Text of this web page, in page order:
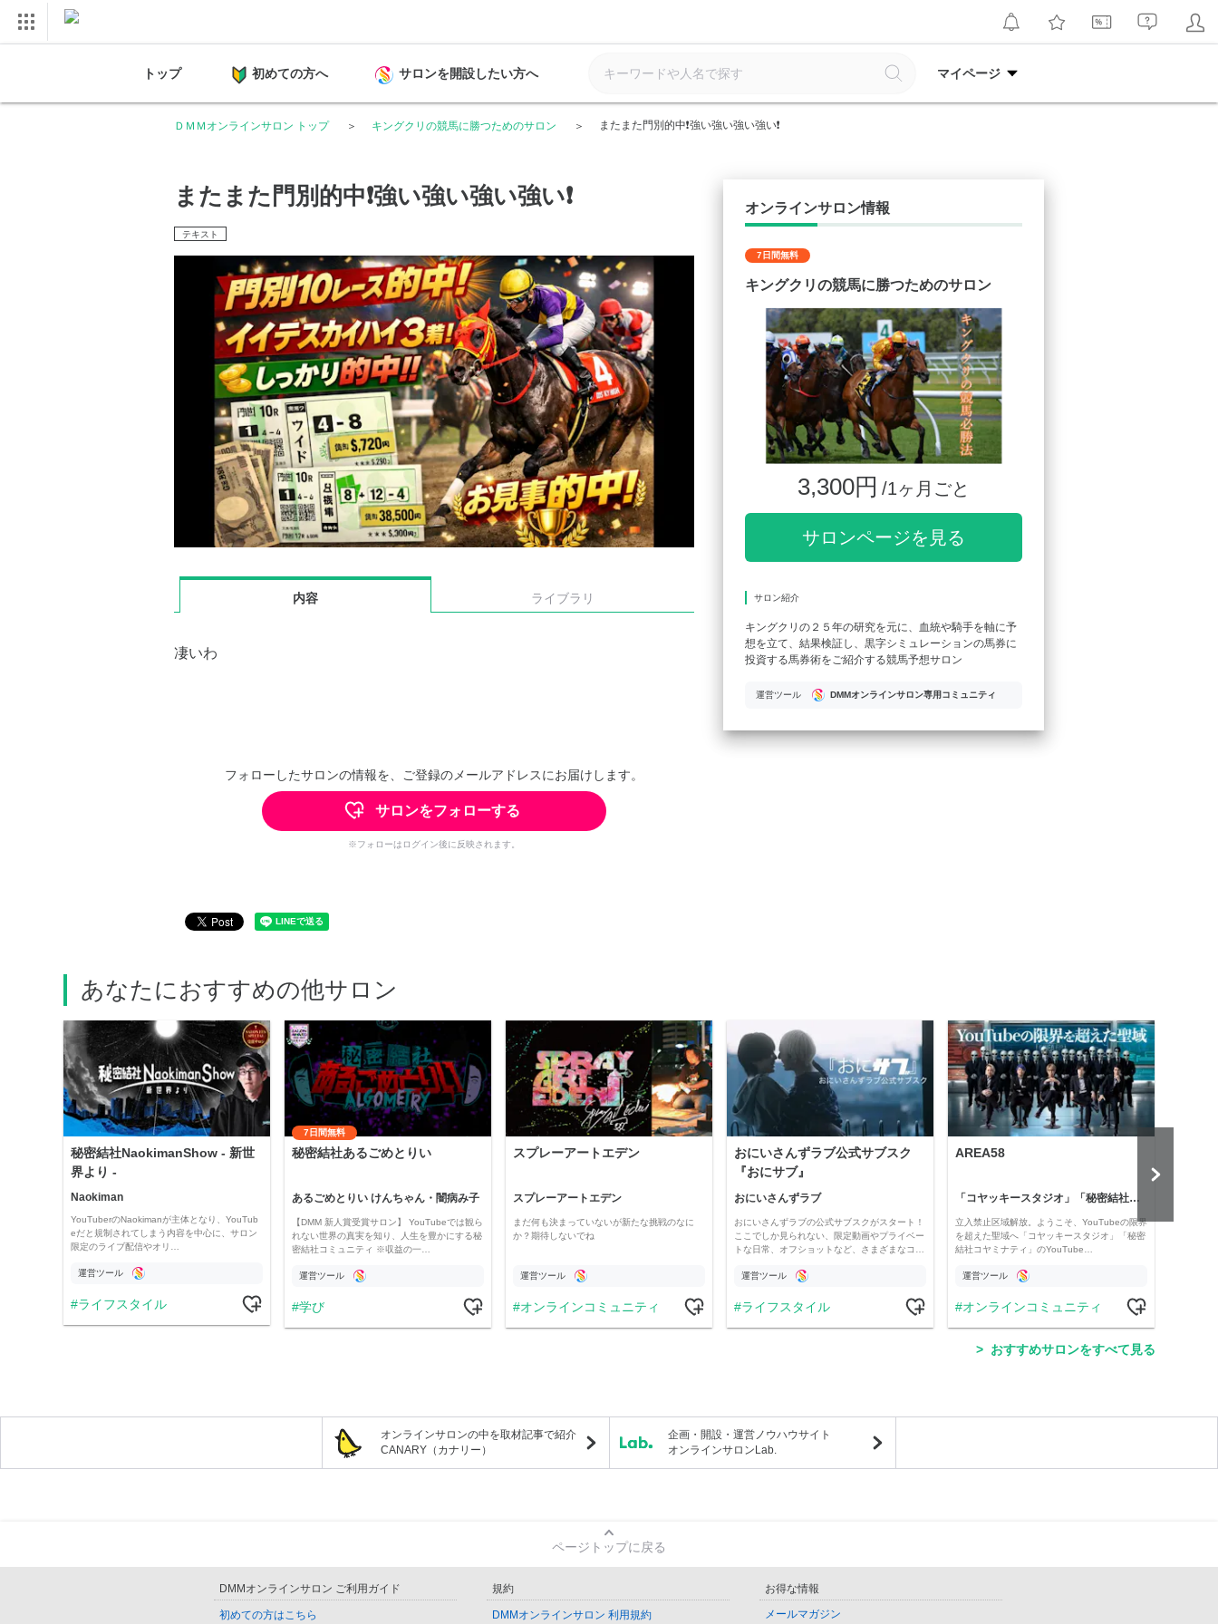
トップ 初めての方へ サロンを開設したい方へ マイページ
ＤＭＭオンラインサロン トップ キングクリの競馬に勝つためのサロン またまた門別的中❗️強い強い強い強い❗️
またまた門別的中❗️強い強い強い強い❗️
テキスト
内容 ライブラリ
凄いわ
フォローしたサロンの情報を、ご登録のメールアドレスにお届けします。
サロンをフォローする
※フォローはログイン後に反映されます。
オンラインサロン情報
7日間無料
キングクリの競馬に勝つためのサロン
3,300円 /1ヶ月ごと
サロンページを見る
サロン紹介
キングクリの２５年の研究を元に、血統や騎手を軸に予
想を立て、結果検証し、黒字シミュレーションの馬券に
投資する馬券術をご紹介する競馬予想サロン
運営ツール DMMオンラインサロン専用コミュニティ
あなたにおすすめの他サロン
秘密結社NaokimanShow - 新世
界より -
Naokiman
YouTuberのNaokimanが主体となり、YouTub
eだと規制されてしまう内容を中心に、サロン
限定のライブ配信やオリ…
運営ツール
ライフスタイル
7日間無料
秘密結社あるごめとりい
あるごめとりい けんちゃん・闇病み子
【DMM 新人賞受賞サロン】 YouTubeでは観ら
れない世界の真実を知り、人生を豊かにする秘
密結社コミュニティ ※収益の一…
運営ツール
学び
スプレーアートエデン
スプレーアートエデン
まだ何も決まっていないが新たな挑戦のなに
か？期待しないでね
運営ツール
オンラインコミュニティ
おにいさんずラブ公式サブスク
『おにサブ』
おにいさんずラブ
おにいさんずラブの公式サブスクがスタート！
ここでしか見られない、限定動画やプライベー
トな日常、オフショットなど、さまざまなコ…
運営ツール
ライフスタイル
AREA58
「コヤッキースタジオ」「秘密結社コヤミナティ」
立入禁止区域解放。ようこそ、YouTubeの限界
を超えた聖域へ「コヤッキースタジオ」「秘密
結社コヤミナティ」のYouTube…
運営ツール
オンラインコミュニティ
おすすめサロンをすべて見る
オンラインサロンの中を取材記事で紹介
CANARY（カナリー）
企画・開設・運営ノウハウサイト
オンラインサロンLab.
ページトップに戻る
DMMオンラインサロン ご利用ガイド
初めての方はこちら
規約
DMMオンラインサロン 利用規約
お得な情報
メールマガジン